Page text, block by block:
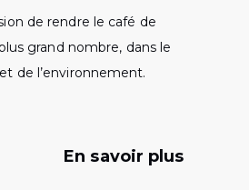
de rendre le café de
grand nombre, dans le
de l’environnement.
En savoir plus